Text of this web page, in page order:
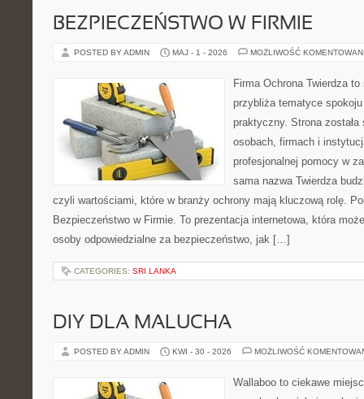
BEZPIECZEŃSTWO W FIRMIE
POSTED BY ADMIN MAJ - 1 - 2026 MOŻLIWOŚĆ
Firma Ochrona Twierdza
przybliża tematyce
praktyczny. Strona
osobach, firmach i
profesjonalnej pomocy w
sama nazwa Twierdza
czyli wartościami, które w branży ochrony mają kluczową rolę.
Bezpieczeństwo w Firmie. To prezentacja internetowa, która
osoby odpowiedzialne za bezpieczeństwo, jak […]
CATEGORIES: SRI LANKA
DIY DLA MALUCHA
POSTED BY ADMIN KWI - 30 - 2026 MOŻLIWOŚĆ
Wallaboo to ciekawe